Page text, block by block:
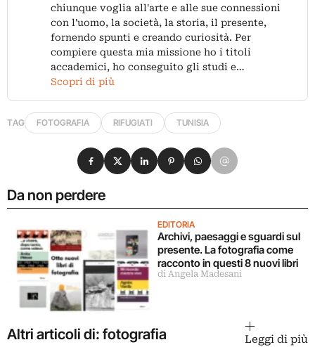
chiunque voglia all'arte e alle sue connessioni
con l'uomo, la società, la storia, il presente,
fornendo spunti e creando curiosità. Per
compiere questa mia missione ho i titoli
accademici, ho conseguito gli studi e…
Scopri di più
TAG FOTOGRAFIA RIFUGIATI TUNISIA
Da non perdere
EDITORIA
Archivi, paesaggi e sguardi sul
presente. La fotografia come
racconto in questi 8 nuovi libri
di Angela Madesani
Condividi su Facebook
Condividi su X
Condividi su LinkedIn
Condividi su Pinterest
Condividi su WhatsApp
Condividi su Email
Altri articoli di: fotografia Leggi di più